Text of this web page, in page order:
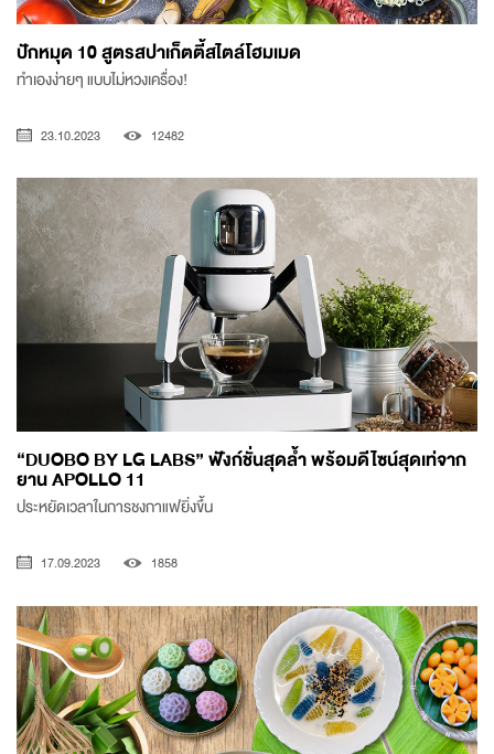
ปักหมุด 10 สูตรสปาเก็ตตี้สไตล์โฮมเมด
ทำเองง่ายๆ แบบไม่หวงเครื่อง!
23.10.2023 12482
“DUOBO BY LG LABS” ฟังก์ชั่นสุดล้ำ พร้อมดีไซน์สุดเท่จาก
ยาน APOLLO 11
ประหยัดเวลาในการชงกาแฟยิ่งขึ้น
17.09.2023 1858